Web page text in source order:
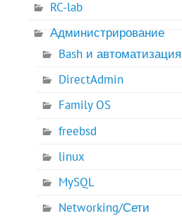
RC-lab
Администрирование
Bash и автоматизация
DirectAdmin
Family OS
freebsd
linux
MySQL
Networking/Сети